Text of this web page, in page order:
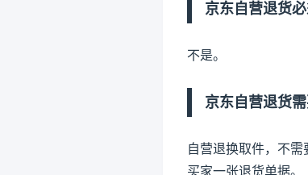
京东自营退货
不是。
京东自营退货需
自营退换取件，不
买家一张退货单据。